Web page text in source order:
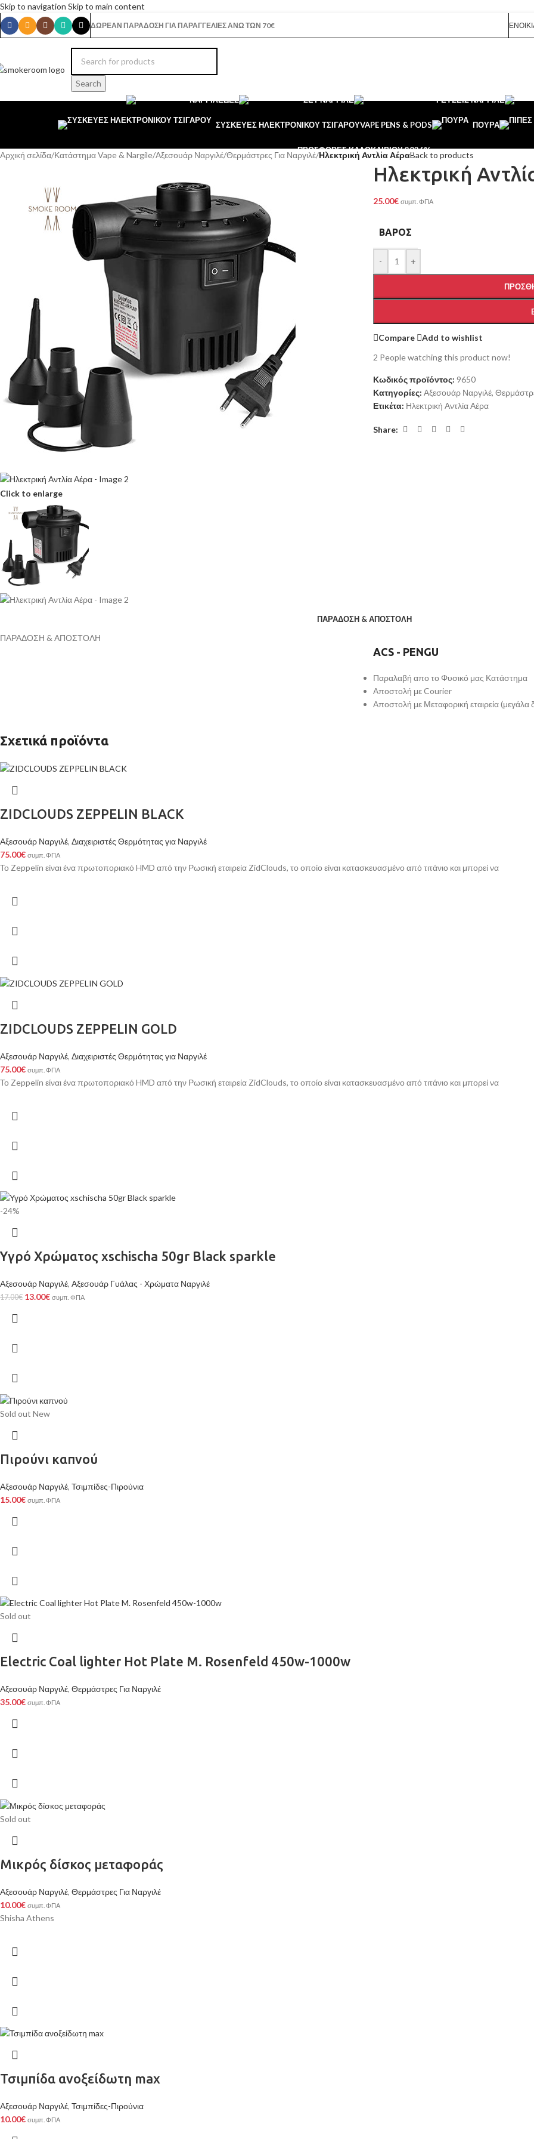
Skip to navigation Skip to main content
ΔΩΡΕΑΝ ΠΑΡΑΔΟΣΗ ΓΙΑ ΠΑΡΑΓΓΕΛΙΕΣ ΑΝΩ ΤΩΝ 70€
Search
ΝΑΡΓΙΛΈΔΕΣ ΣΕΤ ΝΑΡΓΙΛΈ ΓΕΎΣΕΙΣ ΝΑΡΓΙΛΈ
ΣΥΣΚΕΥΕΣ ΗΛΕΚΤΡΟΝΙΚΟΥ ΤΣΙΓΑΡΟΥVAPE PENS & PODS ΠΟΎΡΑ
ΠΡΟΣΦΟΡΈΣ ΚΑΛΟΚΑΙΡΙΟΎ 2026%
Αρχική σελίδα/Κατάστημα Vape & Nargile/Αξεσουάρ Ναργιλέ/Θερμάστρες Για Ναργιλέ/Ηλεκτρική Αντλία ΑέραBack to products
Click to enlarge
Ηλεκτρική
25.00€ συμπ. ΦΠΑ
ΒΆΡΟΣ
- +
Compare
Add to wishlist
2 People watching this product now!
Κωδικός προϊόντος: 9650
Κατηγορίες: Αξεσουάρ Ναργιλέ,
Ετικέτα: Ηλεκτρική Αντλία Αέρα
Share:
ΠΑΡΑΔΟΣΗ & ΑΠΟΣΤΟΛΗ
ΠΑΡΑΔΟΣΗ & ΑΠΟΣΤΟΛΗ
ACS - PENGU
Παραλαβή απο το Φυσικό μας Κατάστημα
Αποστολή με Courier
Αποστολή με Μεταφορική εταιρεία (μεγάλα
Σχετικά προϊόντα
ZIDCLOUDS ZEPPELIN BLACK
Αξεσουάρ Ναργιλέ, Διαχειριστές Θερμότητας για Ναργιλέ
75.00€ συμπ. ΦΠΑ
Το Zeppelin είναι ένα πρωτοποριακό HMD από την Ρωσική εταιρεία ZidClouds, το οποίο είναι κατασκευασμένο από τιτάνιο και μπορεί να
ZIDCLOUDS ZEPPELIN GOLD
Αξεσουάρ Ναργιλέ, Διαχειριστές Θερμότητας για Ναργιλέ
75.00€ συμπ. ΦΠΑ
Το Zeppelin είναι ένα πρωτοποριακό HMD από την Ρωσική εταιρεία ZidClouds, το οποίο είναι κατασκευασμένο από τιτάνιο και μπορεί να
-24%
Υγρό Χρώματος xschischa 50gr Black sparkle
Αξεσουάρ Ναργιλέ, Αξεσουάρ Γυάλας - Χρώματα Ναργιλέ
17.00€ 13.00€ συμπ. ΦΠΑ
Sold out New
Πιρούνι καπνού
Αξεσουάρ Ναργιλέ, Τσιμπίδες-Πιρούνια
15.00€ συμπ. ΦΠΑ
Sold out
Electric Coal lighter Hot Plate M. Rosenfeld 450w-1000w
Αξεσουάρ Ναργιλέ, Θερμάστρες Για Ναργιλέ
35.00€ συμπ. ΦΠΑ
Sold out
Μικρός δίσκος μεταφοράς
Αξεσουάρ Ναργιλέ, Θερμάστρες Για Ναργιλέ
10.00€ συμπ. ΦΠΑ
Shisha Athens
Τσιμπίδα ανοξείδωτη max
Αξεσουάρ Ναργιλέ, Τσιμπίδες-Πιρούνια
10.00€ συμπ. ΦΠΑ